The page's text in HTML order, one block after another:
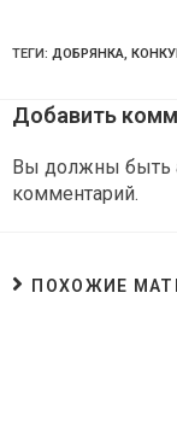
ТЕГИ: ДОБРЯНКА,
Добавить
Вы должны быть
комментарий.
ПОХОЖИЕ